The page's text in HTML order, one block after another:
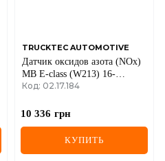
TRUCKTEC AUTOMOTIVE
Датчик оксидов азота (NOx)
MB E-class (W213) 16-
OM654
Код: 02.17.184
10 336 грн
КУПИТЬ